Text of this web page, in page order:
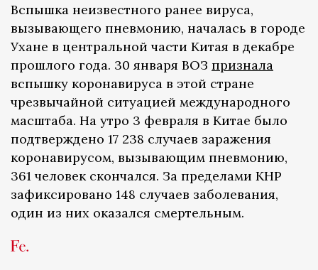
Вспышка неизвестного ранее вируса,
вызывающего пневмонию, началась в городе
Ухане в центральной части Китая в декабре
прошлого года. 30 января ВОЗ признала
вспышку коронавируса в этой стране
чрезвычайной ситуацией международного
масштаба. На утро 3 февраля в Китае было
подтверждено 17 238 случаев заражения
коронавирусом, вызывающим пневмонию,
361 человек скончался. За пределами КНР
зафиксировано 148 случаев заболевания,
один из них оказался смертельным.